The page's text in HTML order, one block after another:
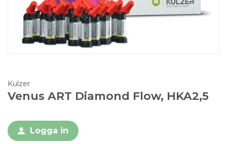
Kulzer
Venus ART Diamond Flow, HKA2,5
Logga in